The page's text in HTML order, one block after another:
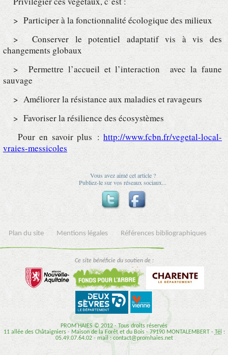
> Participer à la fonctionnalité écologique des milieux
> Conserver le potentiel adaptatif vis à vis des
changements globaux
> Permettre l’accueil et l’interaction avec la faune
sauvage
> Améliorer la résistance aux maladies et ravageurs
> Favoriser la résilience des écosystèmes
Pour en savoir plus :http://www.fcbn.fr/vegetal-local-
vraies-messicoles
Vous avez aimé cet article ?
Publiez-le sur vos réseaux sociaux...
Plan du site Mentions légales Références bibliographiques
Ce site bénéficie du soutien de :
PROM'HAIES © 2012 - Tous droits réservés
11 allée des Châtaigniers - Maison de la Forêt et du Bois - 79190 MONTALEMBERT - Tél :
05.49.07.64.02 - mail : contact@promhaies.net